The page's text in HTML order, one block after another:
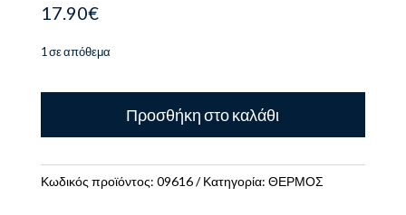
17.90€
1 σε απόθεμα
Polo
Stainless
Junior
Προσθήκη στο καλάθι
Κωδικός προϊόντος: 09616 Κατηγορία: ΘΕΡΜΟΣ